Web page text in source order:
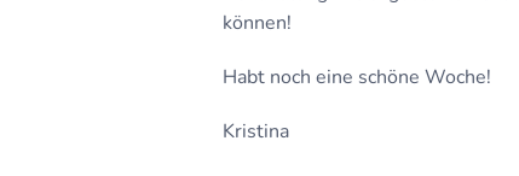
können!
Habt noch eine schöne Woche!
Kristina